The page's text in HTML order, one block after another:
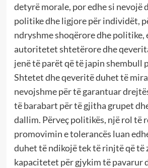
detyrë morale, por edhe si nevojë
politike dhe ligjore për individët,
ndryshme shoqërore dhe politike,
autoritetet shtetërore dhe
jenë të parët që të japin shembull
Shtetet dhe qeveritë duhet të
nevojshme për të garantuar
të barabart për të gjitha grupet
dallim. Përveç politikës, një rol të
promovimin e tolerancës luan
duhet të ndikojë tek të rinjtë që të
kapacitetet për gjykim të pavarur